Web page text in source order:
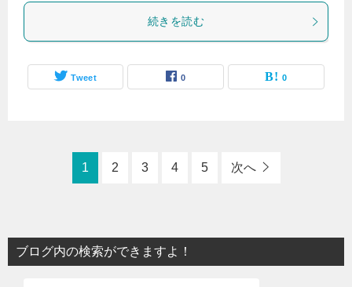
続きを読む
Tweet 0 0
1 2 3 4 5 次へ
ブログ内の検索ができますよ！